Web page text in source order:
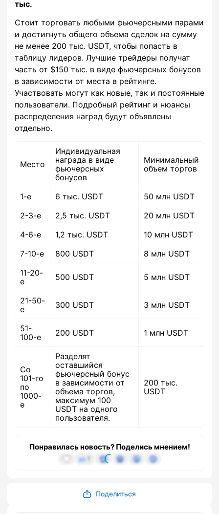
тыс.
Стоит торговать любыми фьючерсными парами
и достигнуть общего объема сделок на сумму
не менее 200 тыс. USDT, чтобы попасть в
таблицу лидеров. Лучшие трейдеры получат
часть от $150 тыс. в виде фьючерсных бонусов
в зависимости от места в рейтинге.
Участвовать могут как новые, так и постоянные
пользователи. Подробный рейтинг и нюансы
распределения наград будут объявлены
отдельно.
Место
Индивидуальная
награда в виде
фьючерсных
бонусов
Минимальный
объем торгов
1-е 6 тыс. USDT
50 млн USDT
2-3-е
2,5 тыс. USDT
20 млн USDT
4-6-е
1,2 тыс. USDT
10 млн USDT
7-10-е
800 USDT
8 млн USDT
11-20-
е
500 USDT 5 млн USDT
21-50-
е
300 USDT 3 млн USDT
51-
100-е
200 USDT 1 млн USDT
Со
101-го
по
1000-
е
Разделят
оставшийся
фьючерсный бонус
в зависимости от
объема торгов,
максимум 100
USDT на одного
пользователя.
200 тыс.
USDT
Понравилась новость? Поделись мнением!
Поделиться